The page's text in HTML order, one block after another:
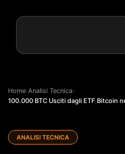
Home›Analisi Tecnica›
100.000 BTC Usciti dagli ETF Bitcoin
ANALISI TECNICA